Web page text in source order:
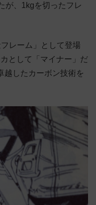
が、1kgを切ったフレ
レーム」として登場
として「マイナー」だ
越したカーボン技術を